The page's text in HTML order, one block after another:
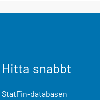
Hitta snabbt
StatFin-databasen